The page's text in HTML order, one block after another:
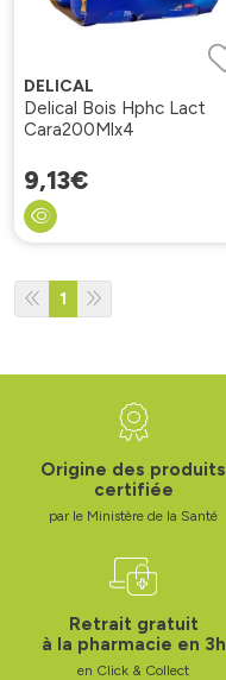
DELICAL
Delical Bois Hphc Lact
Cara200Mlx4
9,13€
1
Origine des produits
certifiée
par le Ministère de la Santé
Retrait gratuit
à la pharmacie en 3h
en Click & Collect